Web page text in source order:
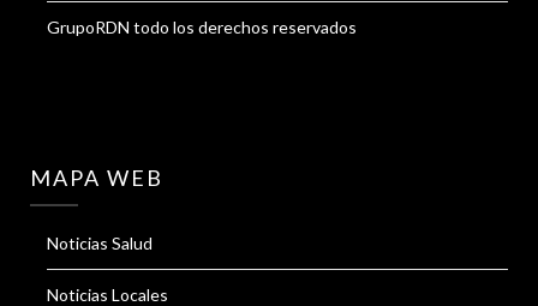
GrupoRDN todo los derechos reservados
MAPA WEB
Noticias Salud
Noticias Locales